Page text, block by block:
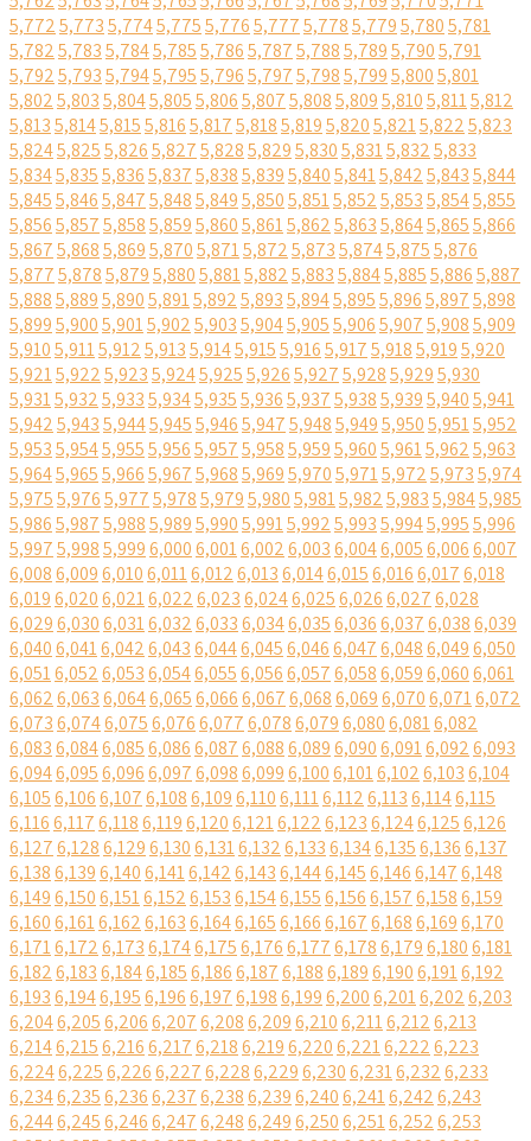
5,7725,7735,7745,7755,7765,7775,7785,7795,7805,781
5,7825,7835,7845,7855,7865,7875,7885,7895,7905,791
5,7925,7935,7945,7955,7965,7975,7985,7995,8005,801
5,8025,8035,8045,8055,8065,8075,8085,8095,8105,8115,812
5,8135,8145,8155,8165,8175,8185,8195,8205,8215,8225,823
5,8245,8255,8265,8275,8285,8295,8305,8315,8325,833
5,8345,8355,8365,8375,8385,8395,8405,8415,8425,8435,844
5,8455,8465,8475,8485,8495,8505,8515,8525,8535,8545,855
5,8565,8575,8585,8595,8605,8615,8625,8635,8645,8655,866
5,8675,8685,8695,8705,8715,8725,8735,8745,8755,876
5,8775,8785,8795,8805,8815,8825,8835,8845,8855,8865,887
5,8885,8895,8905,8915,8925,8935,8945,8955,8965,8975,898
5,8995,9005,9015,9025,9035,9045,9055,9065,9075,9085,909
5,9105,9115,9125,9135,9145,9155,9165,9175,9185,9195,920
5,9215,9225,9235,9245,9255,9265,9275,9285,9295,930
5,9315,9325,9335,9345,9355,9365,9375,9385,9395,9405,941
5,9425,9435,9445,9455,9465,9475,9485,9495,9505,9515,952
5,9535,9545,9555,9565,9575,9585,9595,9605,9615,9625,963
5,9645,9655,9665,9675,9685,9695,9705,9715,9725,9735,974
5,9755,9765,9775,9785,9795,9805,9815,9825,9835,9845,985
5,9865,9875,9885,9895,9905,9915,9925,9935,9945,9955,996
5,9975,9985,9996,0006,0016,0026,0036,0046,0056,0066,007
6,0086,0096,0106,0116,0126,0136,0146,0156,0166,0176,018
6,0196,0206,0216,0226,0236,0246,0256,0266,0276,028
6,0296,0306,0316,0326,0336,0346,0356,0366,0376,0386,039
6,0406,0416,0426,0436,0446,0456,0466,0476,0486,0496,050
6,0516,0526,0536,0546,0556,0566,0576,0586,0596,0606,061
6,0626,0636,0646,0656,0666,0676,0686,0696,0706,0716,072
6,0736,0746,0756,0766,0776,0786,0796,0806,0816,082
6,0836,0846,0856,0866,0876,0886,0896,0906,0916,0926,093
6,0946,0956,0966,0976,0986,0996,1006,1016,1026,1036,104
6,1056,1066,1076,1086,1096,1106,1116,1126,1136,1146,115
6,1166,1176,1186,1196,1206,1216,1226,1236,1246,1256,126
6,1276,1286,1296,1306,1316,1326,1336,1346,1356,1366,137
6,1386,1396,1406,1416,1426,1436,1446,1456,1466,1476,148
6,1496,1506,1516,1526,1536,1546,1556,1566,1576,1586,159
6,1606,1616,1626,1636,1646,1656,1666,1676,1686,1696,170
6,1716,1726,1736,1746,1756,1766,1776,1786,1796,1806,181
6,1826,1836,1846,1856,1866,1876,1886,1896,1906,1916,192
6,1936,1946,1956,1966,1976,1986,1996,2006,2016,2026,203
6,2046,2056,2066,2076,2086,2096,2106,2116,2126,213
6,2146,2156,2166,2176,2186,2196,2206,2216,2226,223
6,2246,2256,2266,2276,2286,2296,2306,2316,2326,233
6,2346,2356,2366,2376,2386,2396,2406,2416,2426,243
6,2446,2456,2466,2476,2486,2496,2506,2516,2526,253